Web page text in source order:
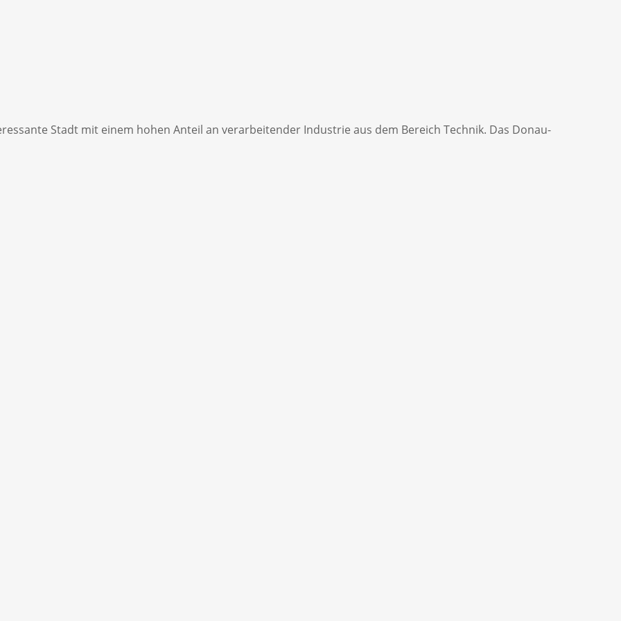
Stadt mit einem hohen Anteil an verarbeitender Industrie aus dem Bereich Technik. Das Donau-